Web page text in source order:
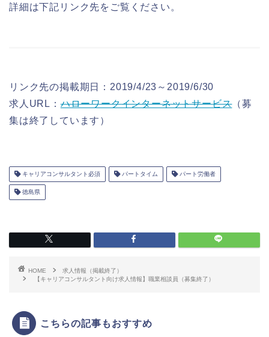
詳細は下記リンク先をご覧ください。
リンク先の掲載期日：2019/4/23～2019/6/30
求人URL：ハローワークインターネットサービス（募
集は終了しています）
キャリアコンサルタント必須 パートタイム パート労働者
徳島県
HOME
求人情報（掲載終了）
【キャリアコンサルタント向け求人情報】職業相談員（募集終了）
こちらの記事もおすすめ